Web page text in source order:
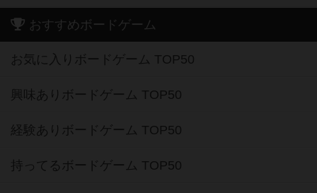
おすすめボードゲーム
お気に入りボードゲーム TOP50
興味ありボードゲーム TOP50
経験ありボードゲーム TOP50
持ってるボードゲーム TOP50